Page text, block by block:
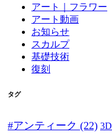
アート｜フラワー
アート動画
お知らせ
スカルプ
基礎技術
復刻
タグ
#アンティーク (22) 3D